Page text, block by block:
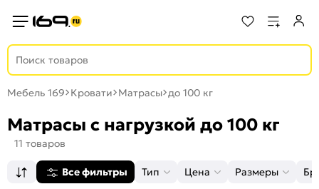
Мебель 169 Кровати Матрасы до 100 кг
Матрасы с нагрузкой до 100 кг
11 товаров
Все фильтры Тип Цена Размеры